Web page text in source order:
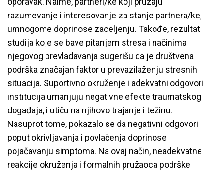
razumevanje i interesovanje za stanje partnera/ke,
umnogome doprinose zaceljenju. Takođe, rezultati
studija koje se bave pitanjem stresa i načinima
njegovog prevladavanja sugerišu da je društvena
podrška značajan faktor u prevazilaženju stresnih
situacija. Suportivno okruženje i adekvatni odgovori
institucija umanjuju negativne efekte traumatskog
događaja, i utiču na njihovo trajanje i težinu.
Nasuprot tome, pokazalo se da negativni odgovori
poput okrivljavanja i povlačenja doprinose
pojačavanju simptoma. Na ovaj način, neadekvatne
reakcije okruženja i formalnih pružaoca podrške